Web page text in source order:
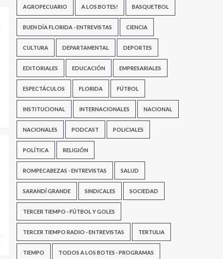
AGROPECUARIO A LOS BOTES! BASQUETBOL
BUEN DÍA FLORIDA - ENTREVISTAS CIENCIA
CULTURA DEPARTAMENTAL DEPORTES
EDITORIALES EDUCACIÓN EMPRESARIALES
ESPECTÁCULOS FLORIDA FÚTBOL
INSTITUCIONAL INTERNACIONALES NACIONAL
NACIONALES PODCAST POLICIALES
POLÍTICA RELIGIÓN
ROMPECABEZAS - ENTREVISTAS SALUD
SARANDÍ GRANDE SINDICALES SOCIEDAD
TERCER TIEMPO - FÚTBOL Y GOLES
TERCER TIEMPO RADIO - ENTREVISTAS TERTULIA
TIEMPO TODOS A LOS BOTES - PROGRAMAS